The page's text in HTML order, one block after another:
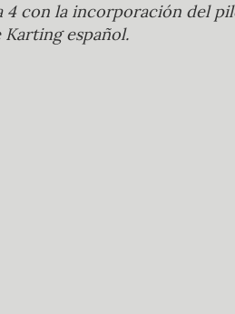
4 con la incorporación del
español.